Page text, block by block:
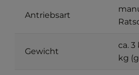
Antriebsart
Gewicht
ca. 3
kg